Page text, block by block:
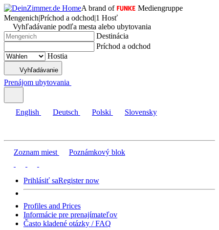
A brand of
Mediengruppe
Mengenich|Príchod a odchod|1 Hosť
Vyhľadávanie podľa mesta alebo ubytovania
Destinácia
Príchod a odchod
Hostia
Vyhľadávanie
Prenájom ubytovania
English Deutsch Polski Slovensky
Zoznam miest Poznámkový blok
Prihlásiť saRegister now
Profiles and Prices
Informácie pre prenajímateľov
Často kladené otázky / FAQ